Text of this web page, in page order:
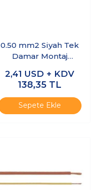
0.50 mm2 Siyah Tek
Damar Montaj
2,41 USD + KDV
138,35 TL
Sepete Ekle